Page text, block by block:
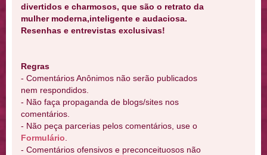
divertidos e charmosos, que são o retrato da
mulher moderna,inteligente e audaciosa.
Resenhas e entrevistas exclusivas!
Regras
- Comentários Anônimos não serão publicados
nem respondidos.
- Não faça propaganda de blogs/sites nos
comentários.
- Não peça parcerias pelos comentários, use o
Formulário
- Comentários ofensivos e preconceituosos não